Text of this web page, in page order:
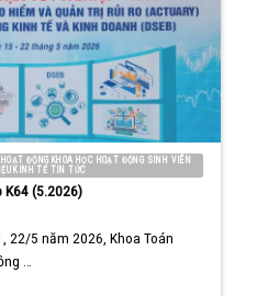
ĐỘNG KHOA HỌC HOẠT ĐỘNG SINH VIÊN
KINH TẾ TIN TỨC
K64 (5.2026)
22/5 năm 2026, Khoa Toán
…